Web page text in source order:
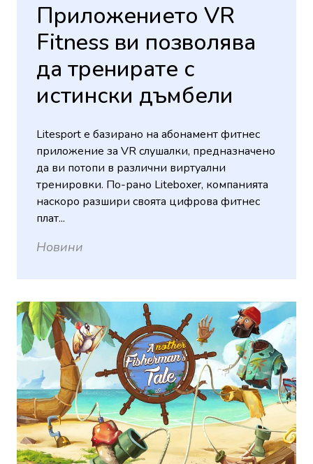
Приложението VR
Fitness ви позволява
да тренирате с
истински дъмбели
Litesport е базирано на абонамент фитнес
приложение за VR слушалки, предназначено
да ви потопи в различни виртуални
тренировки. По-рано Liteboxer, компанията
наскоро разшири своята цифрова фитнес
плат...
Новини